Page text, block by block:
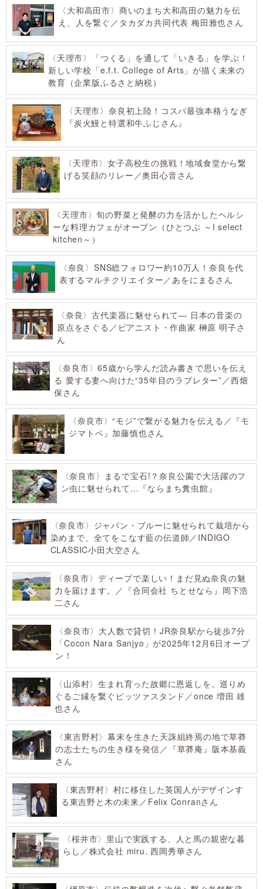
〈大和高田市〉商いのまち大和高田の魅力を伝
え、人を繋ぐ／タカダカ共同代表 梅田雅也さん
〈天理市〉「つくる」を通して「いきる」を学ぶ！
新しい学校「e.f.t. College of Arts」が描く未来の
教育（企業版ふるさと納税）
〈天理市〉奈良初上陸！コスパ最強本格うなぎ
『炭火鰻と特選和牛ふじさん』
〈天理市〉女子高校生の挑戦！地域食堂から繋
げる笑顔のリレー／奥田心音さん
〈天理市〉旬の野菜と発酵の力を活かしたヘルシ
ーな料理カフェがオープン（ひとつぶ ～I select
kitchen～）
〈奈良〉SNS総フォロワー約10万人！奈良を代
表するマルチクリエイター／あをにまるさん
〈奈良〉古代楽器に魅せられて― 日本の音楽の
原点をさぐる／ピアニスト・作曲家 榊原 明子さ
ん
〈奈良市〉65歳から学んだ読み書きで思いを伝え
る 愛する妻へ向けた“35年目のラブレター”／西畑
保さん
〈奈良市〉“モジ”で繋がる魅力を伝える／『モ
ジマトペ』加藤慎也さん
〈奈良市〉まるで宝石!？奈良公園で大活躍のフ
ン虫に魅せられて...『ならまち糞虫館』
〈奈良市〉ジャパン・ブルーに魅せられて栽培から
染めまで、全てをこなす藍の伝道師／INDIGO
CLASSIC小田大空さん
〈奈良市〉ディープで楽しい！まだ見ぬ奈良の魅
力を届けます。／『合同会社 ちとせなら』岡下浩
二さん
〈奈良市〉大人数で貸切！JR奈良駅から徒歩7分
「Cocon Nara Sanjyo」が2025年12月6日オープ
ン！
〈山添村〉生まれ育った故郷に恩返しを。巡りめ
ぐるご縁を繋ぐピッツァスタンド／once 増田 雄
也さん
〈東吉野村〉幕末を生きた天誅組終焉の地で草莽
の志士たちの生き様を発信／『草莽庵』阪本基義
さん
〈東吉野村〉村に移住した英国人がデザインす
る東吉野と木の未来／Felix Conranさん
〈桜井市〉里山で実践する、人と馬の親密な暮
らし／株式会社 miru. 西岡秀華さん